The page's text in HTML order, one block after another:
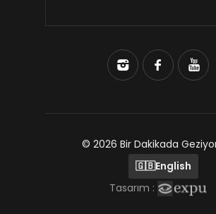
© 2026 Bir Dakikada
🇬🇧English
Tasarım :